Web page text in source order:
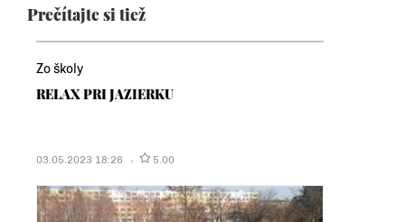
Prečítajte si tiež
Zo školy
RELAX PRI JAZIERKU
03.05.2023 18:26 5.00